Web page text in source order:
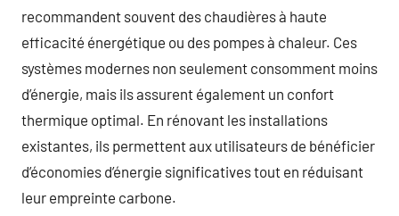
recommandent souvent des chaudières à haute
efficacité énergétique ou des pompes à chaleur. Ces
systèmes modernes non seulement consomment moins
d’énergie, mais ils assurent également un confort
thermique optimal. En rénovant les installations
existantes, ils permettent aux utilisateurs de bénéficier
d’économies d’énergie significatives tout en réduisant
leur empreinte carbone.